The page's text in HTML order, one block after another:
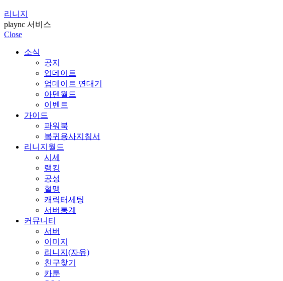
리니지
plaync 서비스
Close
소식
공지
업데이트
업데이트 연대기
아덴월드
이벤트
가이드
파워북
복귀용사지침서
리니지월드
시세
랭킹
공성
혈맹
캐릭터세팅
서버통계
커뮤니티
서버
이미지
리니지(자유)
친구찾기
카툰